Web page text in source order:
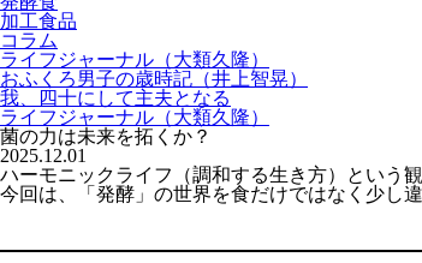
加工食品
コラム
ライフジャーナル（大類久隆）
おふくろ男子の歳時記（井上智晃）
我、四十にして主夫となる
ライフジャーナル（大類久隆）
菌の力は未来を拓くか？
2025.12.01
ハーモニックライフ（調和する生き方）という
今回は、「発酵」の世界を食だけではなく少し